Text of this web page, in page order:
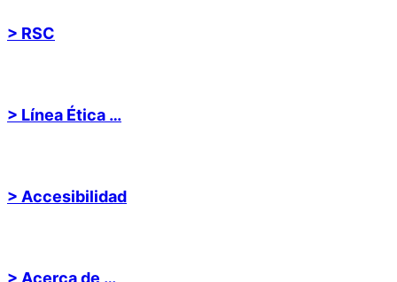
> RSC
> Línea Ética …
> Accesibilidad
> Acerca de …